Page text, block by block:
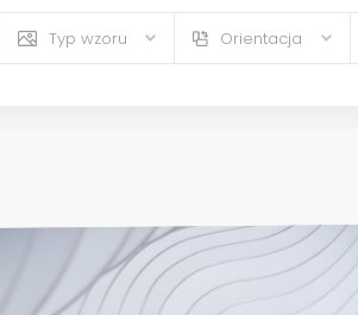
Typ wzoru Orientacja